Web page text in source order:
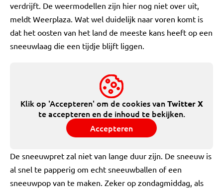
verdrijft. De weermodellen zijn hier nog niet over uit,
meldt Weerplaza. Wat wel duidelijk naar voren komt is
dat het oosten van het land de meeste kans heeft op een
sneeuwlaag die een tijdje blijft liggen.
Klik op 'Accepteren' om de cookies vanTwitter X
te accepteren en de inhoud te bekijken.
Accepteren
De sneeuwpret zal niet van lange duur zijn. De sneeuw is
al snel te papperig om echt sneeuwballen of een
sneeuwpop van te maken. Zeker op zondagmiddag, als